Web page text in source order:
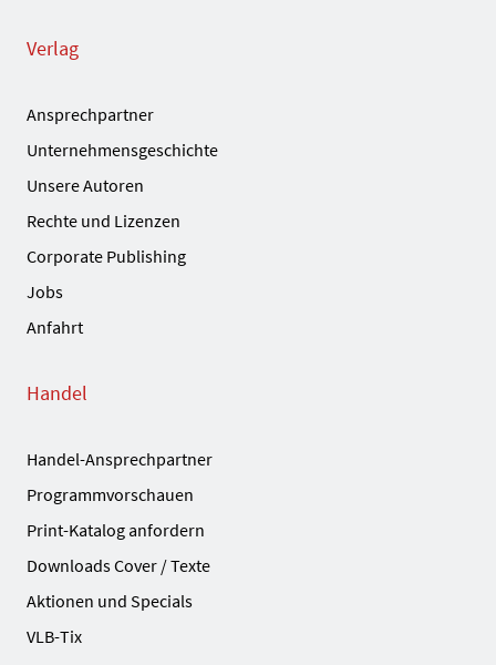
Verlag
Ansprechpartner
Unternehmensgeschichte
Unsere Autoren
Rechte und Lizenzen
Corporate Publishing
Jobs
Anfahrt
Handel
Handel-Ansprechpartner
Programmvorschauen
Print-Katalog anfordern
Downloads Cover / Texte
Aktionen und Specials
VLB-Tix